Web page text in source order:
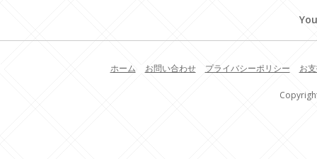
ホーム お問い合わせ プライバシーポリシー お